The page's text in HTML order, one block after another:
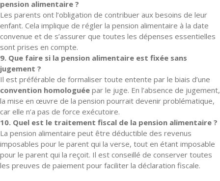
pension alimentaire ?
Les parents ont l’obligation de contribuer aux besoins de leur
enfant. Cela implique de régler la pension alimentaire à la date
convenue et de s’assurer que toutes les dépenses essentielles
sont prises en compte.
9. Que faire si la pension alimentaire est fixée sans
jugement ?
Il est préférable de formaliser toute entente par le biais d’une
convention homologuée par le juge. En l’absence de jugement,
la mise en œuvre de la pension pourrait devenir problématique,
car elle n’a pas de force exécutoire.
10. Quel est le traitement fiscal de la pension alimentaire ?
La pension alimentaire peut être déductible des revenus
imposables pour le parent qui la verse, tout en étant imposable
pour le parent qui la reçoit. Il est conseillé de conserver toutes
les preuves de paiement pour faciliter la déclaration fiscale.